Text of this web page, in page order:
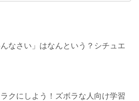
なさい」はなんという？シチュエ
クにしよう！ズボラな人向け学習